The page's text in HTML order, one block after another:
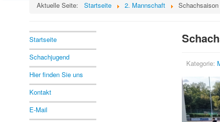
Aktuelle Seite: Startseite 2. Mannschaft
Startseite
Schachjugend
Hier finden Sie uns
Kontakt
E-Mail
Kategorie: